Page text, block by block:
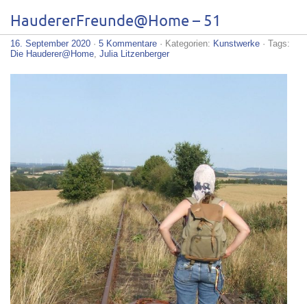
HaudererFreunde@Home – 51
16. September 2020 · 5 Kommentare · Kategorien: Kunstwerke · Tags:
Die Hauderer@Home Julia Litzenberger